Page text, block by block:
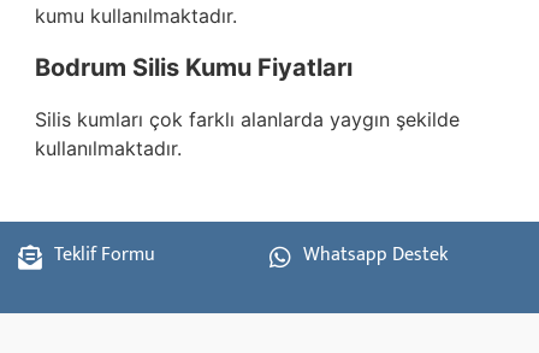
kumu kullanılmaktadır.
Bodrum Silis Kumu Fiyatları
Silis kumları çok farklı alanlarda yaygın şekilde
kullanılmaktadır.
Teklif Formu Whatsapp Destek